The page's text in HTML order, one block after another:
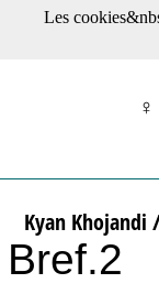
Films
Tribunes
Bloc-notes
Archives
♀
Kyan Khojandi
Bref.2
Les